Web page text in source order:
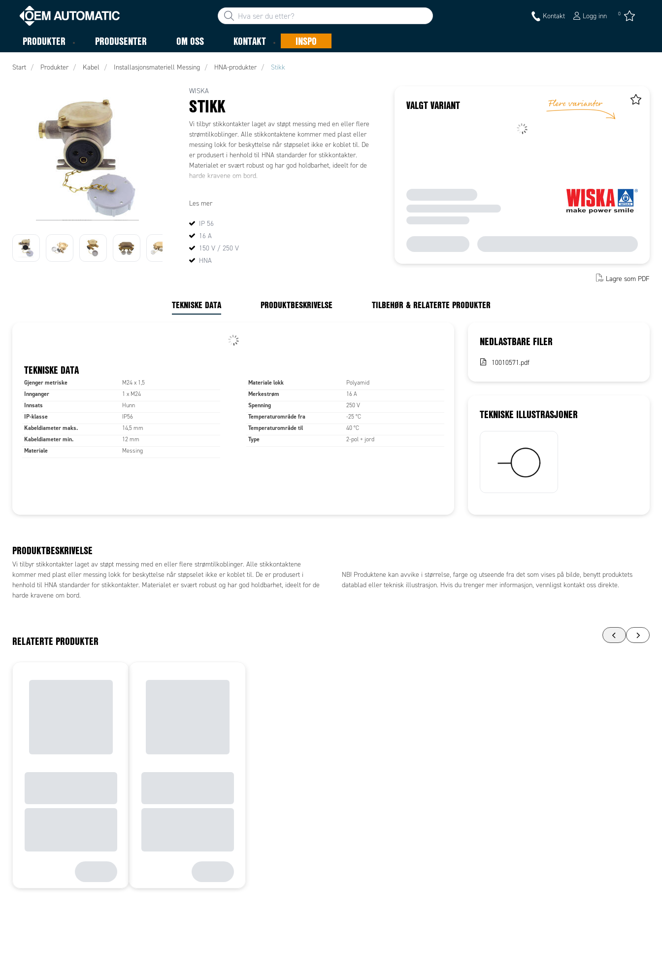
Kontakt Logg inn 0
PRODUKTER PRODUSENTER OM OSS KONTAKT INSPO
Start Produkter Kabel Installasjonsmateriell Messing HNA-produkter Stikk
WISKA
STIKK
Vi tilbyr stikkontakter laget av støpt messing med en eller flere
strømtilkoblinger. Alle stikkontaktene kommer med plast eller
messing lokk for beskyttelse når støpselet ikke er koblet til. De
er produsert i henhold til HNA standarder for stikkontakter.
Materialet er svært robust og har god holdbarhet, ideelt for de
harde kravene om bord.
det som vises på bilde, benytt produktets datablad eller teknisk
oss direkte.
Les mer
IP 56
16 A
150 V / 250 V
HNA
VALGT VARIANT
Lagre som PDF
TEKNISKE DATA PRODUKTBESKRIVELSE TILBEHØR & RELATERTE PRODUKTER
TEKNISKE DATA
Gjenger metriske M24 x 1,5
Innganger 1 x M24
Innsats Hunn
IP-klasse IP56
Kabeldiameter maks. 14,5 mm
Kabeldiameter min. 12 mm
Materiale Messing
Materiale lokk Polyamid
Merkestrøm 16 A
Spenning 250 V
Temperaturområde fra -25 °C
Temperaturområde til 40 °C
Type 2-pol + jord
NEDLASTBARE FILER
10010571.pdf
TEKNISKE ILLUSTRASJONER
PRODUKTBESKRIVELSE
Vi tilbyr stikkontakter laget av støpt messing med en eller flere strømtilkoblinger. Alle stikkontaktene
kommer med plast eller messing lokk for beskyttelse når støpselet ikke er koblet til. De er produsert i
henhold til HNA standarder for stikkontakter. Materialet er svært robust og har god holdbarhet, ideelt for de
harde kravene om bord.
NB! Produktene kan avvike i størrelse, farge og utseende fra det som vises på bilde, benytt produktets
datablad eller teknisk illustrasjon. Hvis du trenger mer informasjon, vennligst kontakt oss direkte.
RELATERTE PRODUKTER